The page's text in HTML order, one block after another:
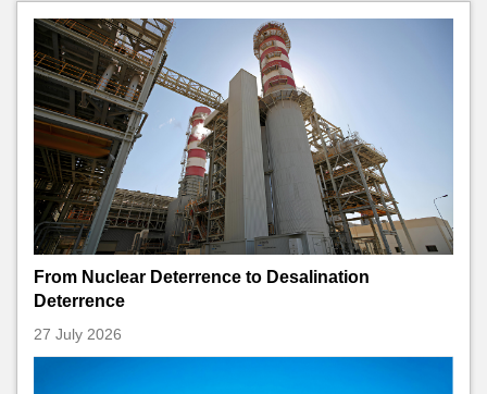
From Nuclear Deterrence to Desalination
Deterrence
27 July 2026